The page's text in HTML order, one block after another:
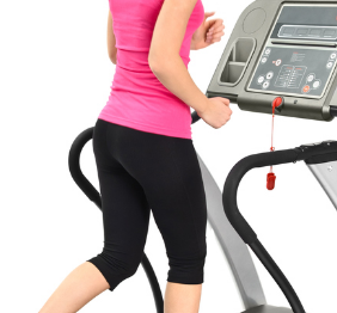
réussir votre
gratuitement
plateforme de
Fiches de cours et vidéos
exercices corrigés